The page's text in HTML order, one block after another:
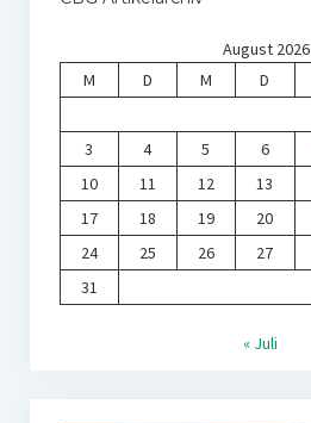
August 2026
M
D M D
3
4 5 6
10
11 12 13
17
18 19 20
24
25 26 27
31
« Juli